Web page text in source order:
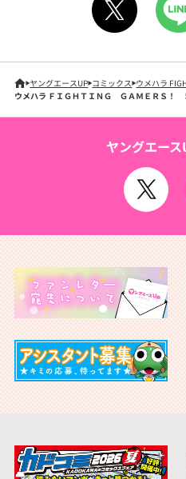
ヤングエースUP コミックス ウメハラ
ウメハラ ＦＩＧＨＴＩＮＧ ＧＡＭＥＲＳ！
ヤングエー